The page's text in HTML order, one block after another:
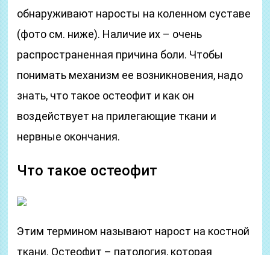
обнаруживают наросты на коленном суставе
(фото см. ниже). Наличие их – очень
распространенная причина боли. Чтобы
понимать механизм ее возникновения, надо
знать, что такое остеофит и как он
воздействует на прилегающие ткани и
нервные окончания.
Что такое остеофит
Этим термином называют нарост на костной
ткани. Остеофит – патология, которая